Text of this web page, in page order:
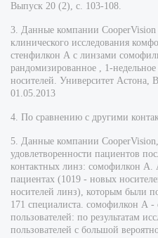
Выпуск 20 (2), с. 103-108.
3. Данные компании CooperVision
клинического исследования
стенфилкон А с линзами
рандомизированное , 1-недельное
носителей. Университет Астона,
01.05.2013
4. По сравнению с другими
5. Данные компании
удовлетворенности пациентов
контактных линз: сомофилкон А.
пациентах (1019 - новых
носителей линз), которым были
171 специалиста. сомофилкон А
пользователей: по результатам
пользователей с большой